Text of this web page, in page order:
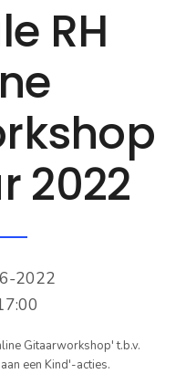
RH
2022
2022
Gitaarworkshop' t.b.v.
een Kind'-acties.